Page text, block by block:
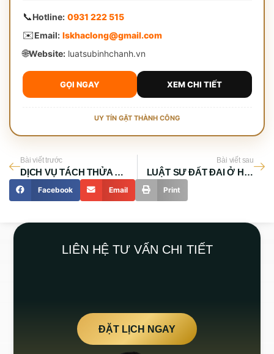
📞Hotline: 0931 222 515
✉️Email: lskhaclong@gmail.com
🌐Website:luatsubinhchanh.vn
GỌI NGAY XEM CHI TIẾT
UY TÍN GẶT THÀNH CÔNG
Bài viết trước
DỊCH VỤ TÁCH THỬA HUYỆN BẾN LỨC
Bài viết sau
LUẬT SƯ ĐẤT ĐAI Ở HUYỆN HÓC MÔN
Facebook Email Print
LIÊN HỆ TƯ VẤN CHI TIẾT
ĐẶT LỊCH NGAY